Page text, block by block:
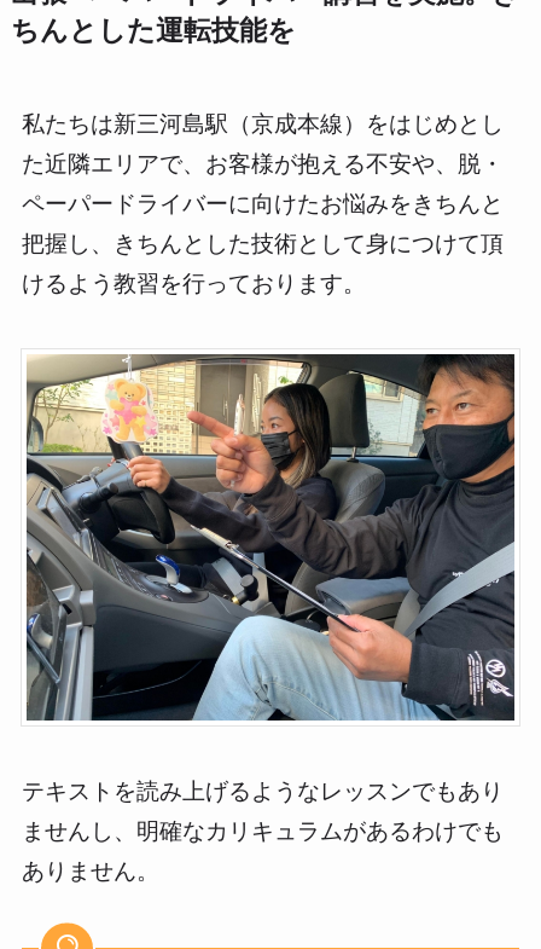
ちんとした運転技能を
私たちは新三河島駅（京成本線）をはじめとし
た近隣エリアで、お客様が抱える不安や、脱・
ペーパードライバーに向けたお悩みをきちんと
把握し、きちんとした技術として身につけて頂
けるよう教習を行っております。
テキストを読み上げるようなレッスンでもあり
ませんし、明確なカリキュラムがあるわけでも
ありません。